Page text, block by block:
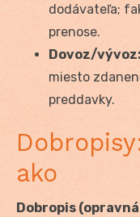
dodávateľa;
prenose.
Dovoz/vývoz:
miesto
preddavky.
ako
Dobropis